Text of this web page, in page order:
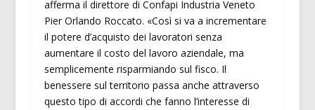
afferma il direttore di Confapi Industria Veneto
Pier Orlando Roccato. «Così si va a incrementare
il potere d’acquisto dei lavoratori senza
aumentare il costo del lavoro aziendale, ma
semplicemente risparmiando sul fisco. Il
benessere sul territorio passa anche attraverso
questo tipo di accordi che fanno l’interesse di